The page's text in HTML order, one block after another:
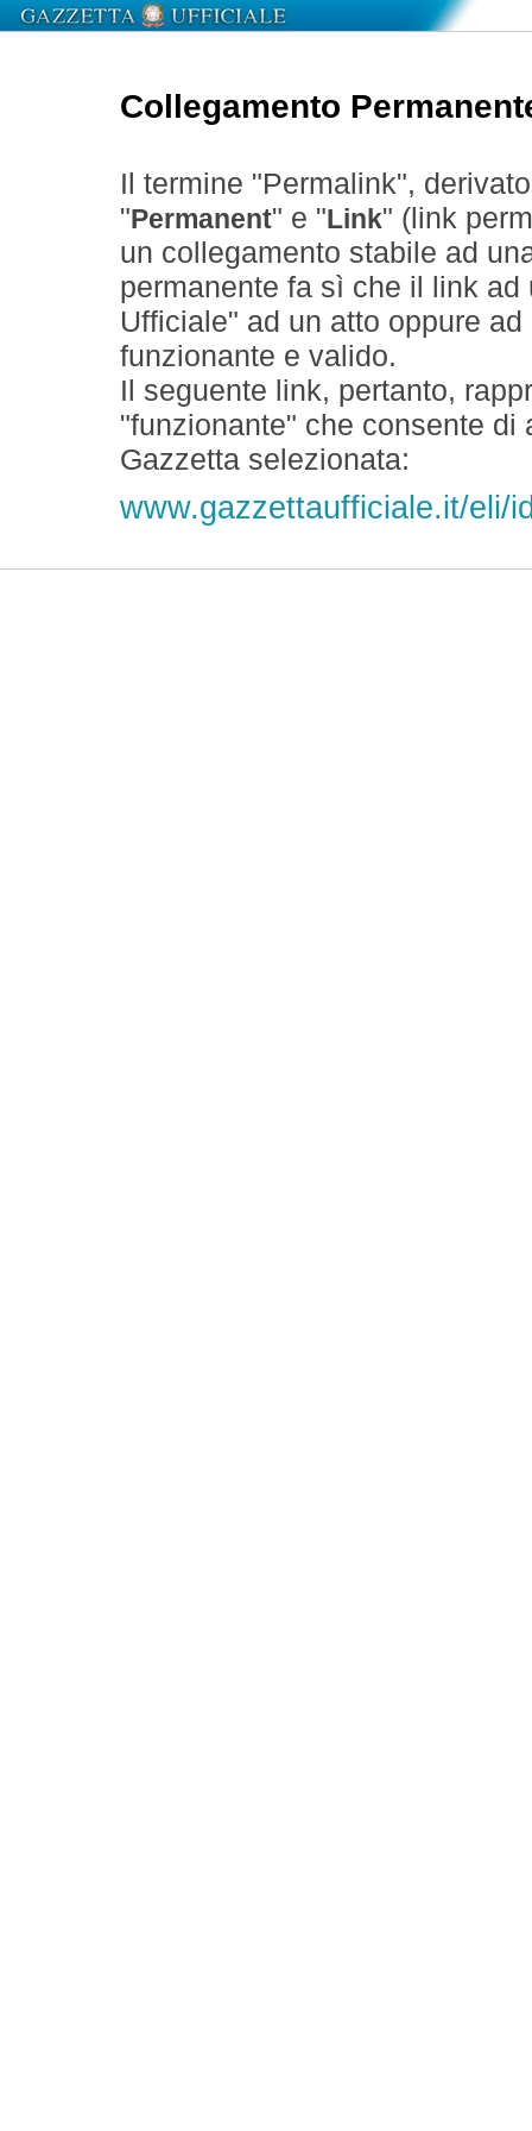
Collegamento
Il termine "Permalink",
" Permanent" e " Link" (link
un collegamento stabile ad
permanente fa sì che il link
Ufficiale" ad un atto oppure
funzionante e valido.
Il seguente link, pertanto,
"funzionante" che consente
Gazzetta selezionata:
www.gazzettaufficiale.it/eli/